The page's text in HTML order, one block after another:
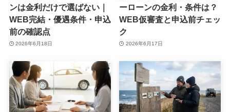
ンは金利だけで選ばない｜
WEB完結・優遇条件・申込
前の確認点
2026年6月18日
ーローンの金利・条件は？
WEB仮審査と申込前チェッ
ク
2026年6月17日